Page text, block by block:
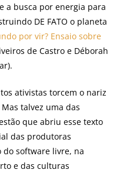
a busca por energia para
DE FATO o planeta
por vir? Ensaio sobre
de Castro e Déborah
ativistas torcem o nariz
talvez uma das
que abriu esse texto
das produtoras
do software livre, na
e das culturas